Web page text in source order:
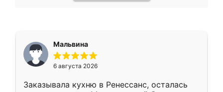
Мальвина
6 августа 2026
Заказывала кухню в Ренессанс, осталась